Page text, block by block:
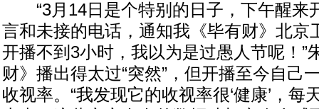
“3月14日是个特别的日子，下午醒来
言和未接的电话，通知我《毕有财》北京
开播不到3小时，我以为是过愚人节呢！”
财》播出得太过“突然”，但开播至今自己
收视率。“我发现它的收视率很‘健康’，每